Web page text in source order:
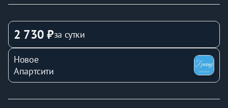
Правила заселения и проживания.
Заселение после 15.00/ Выселение до 12.00
следующего дня.
Заселение на квартиру происходит у нас в офисе, по
адресу: ул. Батурина д.20 или можно воспользоваться
услугой "Встреча гостя на квартире". Стоимость услуги
300 рублей. Время заезда заблаговременно
2 730 ₽за сутки
Новое
Апартсити